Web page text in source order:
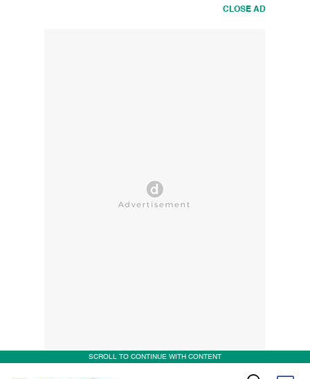
CLOSE AD
SCROLL TO CONTINUE WITH CONTENT